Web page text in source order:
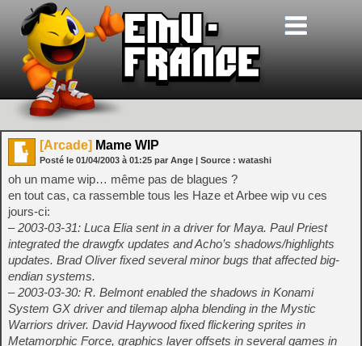
[Arcade] Mame WIP
Posté le 01/04/2003 à 01:25 par Ange | Source : watashi
oh un mame wip… même pas de blagues ?
en tout cas, ca rassemble tous les Haze et Arbee wip vu ces
jours-ci:
– 2003-03-31: Luca Elia sent in a driver for Maya. Paul Priest
integrated the drawgfx updates and Acho’s shadows/highlights
updates. Brad Oliver fixed several minor bugs that affected big-
endian systems.
– 2003-03-30: R. Belmont enabled the shadows in Konami
System GX driver and tilemap alpha blending in the Mystic
Warriors driver. David Haywood fixed flickering sprites in
Metamorphic Force, graphics layer offsets in several games in